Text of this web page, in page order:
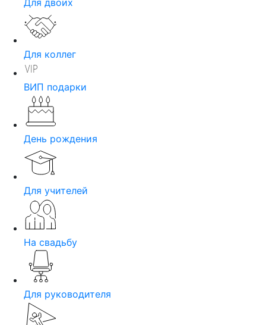
Для двоих
Для коллег
ВИП подарки
День рождения
Для учителей
На свадьбу
Для руководителя